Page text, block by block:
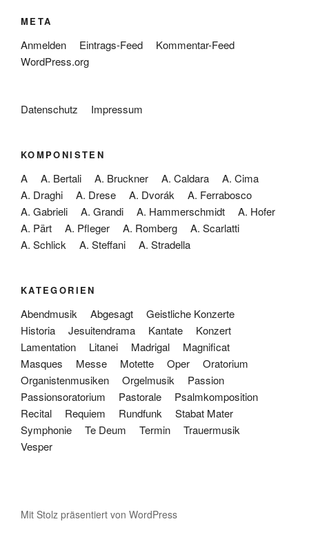
META
Anmelden Eintrags-Feed
Kommentar-Feed
WordPress.org
Datenschutz Impressum
KOMPONISTEN
A A. Bertali A. Bruckner A. Caldara
A. Cima
A. Draghi
A. Drese A. Dvorák
A. Ferrabosco
A. Gabrieli
A. Grandi A. Hammerschmidt
A. Hofer
A. Pärt
A. Pfleger A. Romberg
A. Scarlatti
A. Schlick
A. Steffani A. Stradella
KATEGORIEN
Abendmusik Abgesagt
Geistliche Konzerte
Historia
Jesuitendrama Kantate
Konzert
Lamentation
Litanei Madrigal
Magnificat
Masques
Messe Motette Oper
Oratorium
Organistenmusiken
Orgelmusik
Passion
Passionsoratorium
Pastorale
Psalmkomposition
Recital
Requiem Rundfunk
Stabat Mater
Symphonie
Te Deum Termin
Trauermusik
Vesper
Mit Stolz präsentiert von WordPress